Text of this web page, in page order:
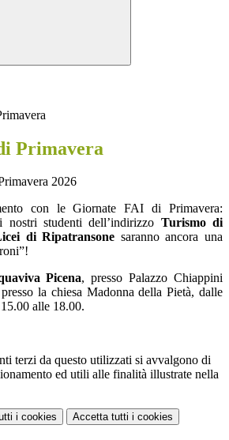
Primavera
con le Giornate FAI di Primavera:
studenti dell’indirizzo Turismo di
di Ripatransone saranno ancora una
Picena, presso Palazzo Chiappini
la chiesa Madonna della Pietà, dalle
alle 18.00.
terzi da questo utilizzati si avvalgono di
ed utili alle finalità illustrate nella
i cookies Accetta tutti i cookies